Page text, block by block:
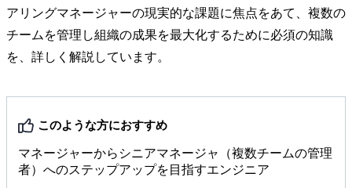
アリングマネージャーの現実的な課題に焦点をあて、複数の
チームを管理し組織の成果を最大化するために必須の知識
を、詳しく解説しています。
このような方におすすめ
マネージャーからシニアマネージャ（複数チームの管理
者）へのステップアップを目指すエンジニア